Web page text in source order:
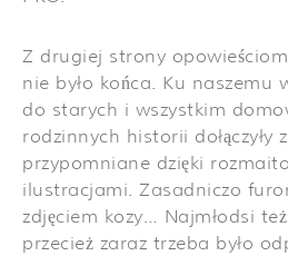
Z drugiej strony
nie było końca. Ku naszemu
do starych i wszystkim
rodzinnych historii dołączyły
przypomniane dzięki
ilustracjami. Zasadniczo
zdjęciem kozy… Najmłodsi
przecież zaraz trzeba było